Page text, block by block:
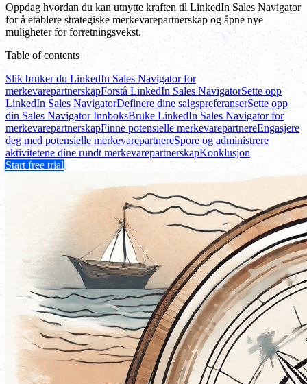
Oppdag hvordan du kan utnytte kraften til LinkedIn Sales Navigator
for å etablere strategiske merkevarepartnerskap og åpne nye
muligheter for forretningsvekst.
Table of contents
Slik bruker du LinkedIn Sales Navigator for
merkevarepartnerskapForstå LinkedIn Sales NavigatorSette opp
LinkedIn Sales NavigatorDefinere dine salgspreferanserSette opp
din Sales Navigator InnboksBruke LinkedIn Sales Navigator for
merkevarepartnerskapFinne potensielle merkevarepartnereEngasjere
deg med potensielle merkevarepartnereSpore og administrere
aktivitetene dine rundt merkevarepartnerskapKonklusjon
Start free trial